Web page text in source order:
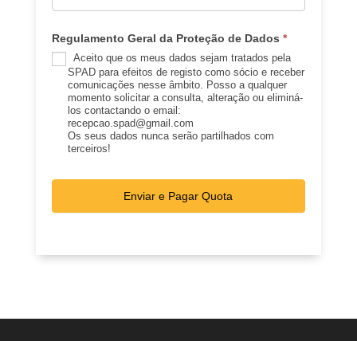
Regulamento Geral da Proteção de Dados *
Aceito que os meus dados sejam tratados pela
SPAD para efeitos de registo como sócio e receber
comunicações nesse âmbito. Posso a qualquer
momento solicitar a consulta, alteração ou eliminá-
los contactando o email:
recepcao.spad@gmail.com
Os seus dados nunca serão partilhados com
terceiros!